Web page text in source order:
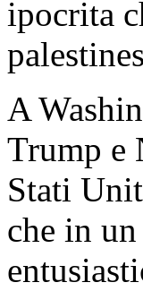
ipocrita
A
Trump e
Stati
che in